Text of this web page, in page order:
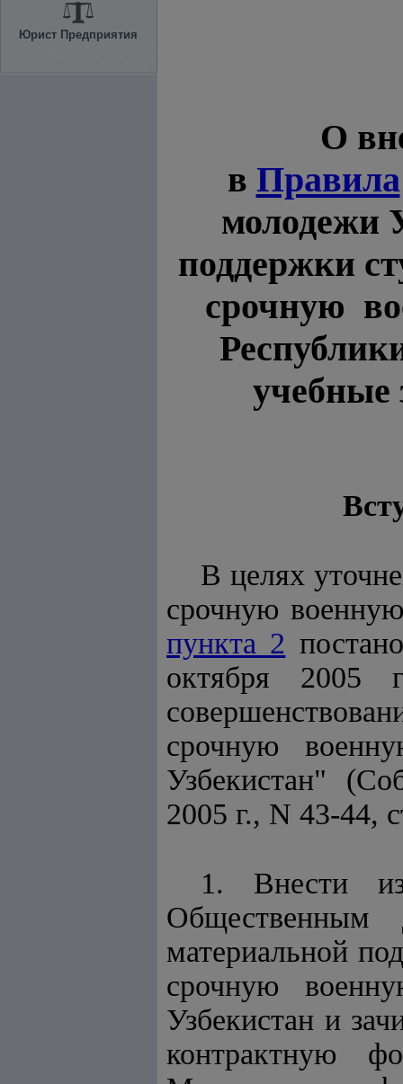
Юрист Предприятия
О
в Правила
молодежи
поддержки
срочную
учебные
В целях
срочную
пункта 2
октября
срочную
Узбекистан"
2005 г., N 43-44,
1. Внести
Общественным
материальной
срочную
Узбекистан и
контрактную